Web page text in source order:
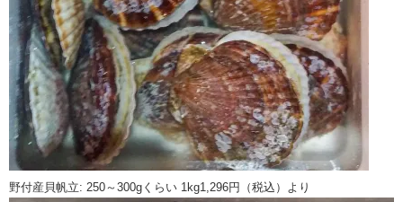
野付産貝帆立: 250～300gくらい 1kg1,296円（税込）より